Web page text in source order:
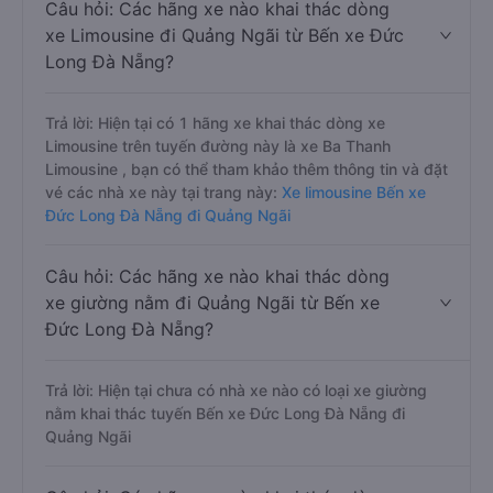
Câu hỏi: Các hãng xe nào khai thác dòng
xe Limousine đi Quảng Ngãi từ Bến xe Đức
Long Đà Nẵng?
Trả lời: Hiện tại có 1 hãng xe khai thác dòng xe
Limousine trên tuyến đường này là xe Ba Thanh
Limousine , bạn có thể tham khảo thêm thông tin và đặt
vé các nhà xe này tại trang này: Xe limousine Bến xe
Đức Long Đà Nẵng đi Quảng Ngãi
Câu hỏi: Các hãng xe nào khai thác dòng
xe giường nằm đi Quảng Ngãi từ Bến xe
Đức Long Đà Nẵng?
Trả lời: Hiện tại chưa có nhà xe nào có loại xe giường
nằm khai thác tuyến Bến xe Đức Long Đà Nẵng đi
Quảng Ngãi